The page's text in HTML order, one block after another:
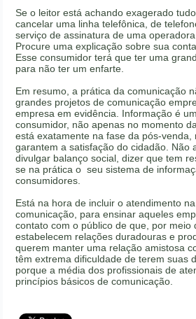
Se o leitor está achando exagerado
cancelar uma linha telefônica, de
serviço de assinatura de uma
Procure uma explicação sobre sua
Esse consumidor terá que ter uma
para não ter um enfarte.
Em resumo, a prática da comunicação
grandes projetos de comunicação
empresa em evidência. Informação é
consumidor, não apenas no momento
está exatamente na fase da pós-venda,
garantem a satisfação do cidadão. Não
divulgar balanço social, dizer que tem
se na prática o seu sistema de
consumidores.
Está na hora de incluir o atendimento
comunicação, para ensinar aqueles
contato com o público de que, por meio
estabelecem relações duradouras e
querem manter uma relação amistosa
têm extrema dificuldade de terem suas
porque a média dos profissionais de
princípios básicos de comunicação.